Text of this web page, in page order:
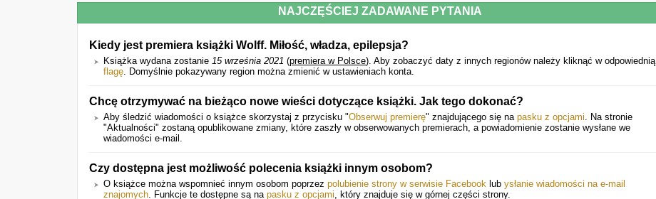
NAJCZĘŚCIEJ ZADAWANE PYTANIA
Kiedy jest premiera książki Wolff. Miłość, władza, epilepsja?
Książka wydana zostanie 15 września 2021 (premiera w Polsce). Aby zobaczyć daty z innych regionów należy kliknąć w odpowiednią
flagę. Domyślnie pokazywany region można zmienić w ustawieniach konta.
Chcę otrzymywać na bieżąco nowe wieści dotyczące książki. Jak tego dokonać?
Aby śledzić wiadomości o książce skorzystaj z przycisku "Obserwuj premierę" znajdującego się na pasku z opcjami. Na stronie
"Aktualności" zostaną opublikowane zmiany, które zaszły w obserwowanych premierach, a powiadomienie zostanie wysłane we
wiadomości e-mail.
Czy dostępna jest możliwość polecenia książki innym osobom?
O książce można wspomnieć innym osobom poprzez polubienie strony w serwisie Facebook lub ysłanie wiadomości na e-mail
znajomych. Funkcje te dostępne są na pasku z opcjami, który znajduje się w górnej części strony.